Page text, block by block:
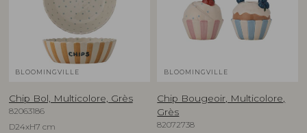
BLOOMINGVILLE
Chip Bol, Multicolore, Grès
82063186
D24xH7 cm
BLOOMINGVILLE
Chip Bougeoir, Multicolore,
Grès
82072738